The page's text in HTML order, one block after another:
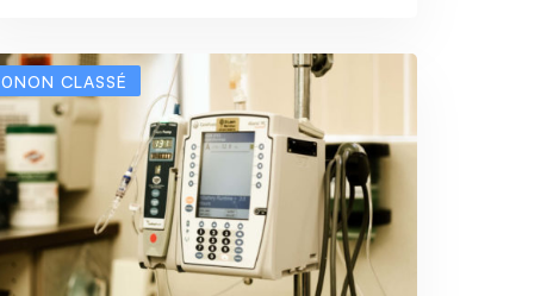
0NON CLASSÉ